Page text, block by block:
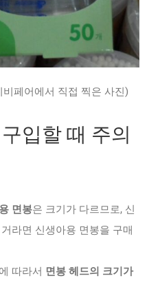
페어에서 직접 찍은 사진)
입할 때 주의
면봉은 크기가 다르므로, 신
라면 신생아용 면봉을 구매
따라서 면봉 헤드의 크기가